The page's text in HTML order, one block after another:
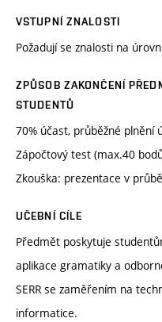
VSTUPNÍ ZNALOSTI
Požadují se znalosti na
ZPŮSOB ZAKONČENÍ
STUDENTŮ
70% účast, průběžné plnění
Zápočtový test (max.40
Zkouška: prezentace v
UČEBNÍ CÍLE
Předmět poskytuje
aplikace gramatiky a
SERR se zaměřením na
informatice.